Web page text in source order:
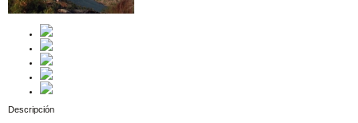
Descripción